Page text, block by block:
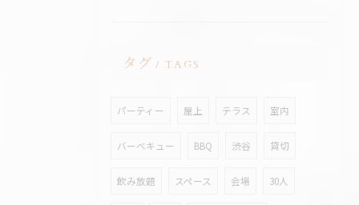
タグ TAGS
パーティー 屋上 テラス 室内
バーベキュー BBQ 渋谷 貸切
飲み放題 スペース 会場 30人